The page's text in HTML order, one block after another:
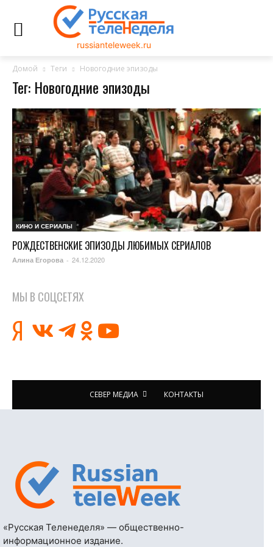
russianteleweek.ru
Домой Теги Новогодние эпизоды
Тег: Новогодние эпизоды
КИНО И СЕРИАЛЫ
РОЖДЕСТВЕНСКИЕ ЭПИЗОДЫ ЛЮБИМЫХ СЕРИАЛОВ
Алина Егорова - 24.12.2020
МЫ В СОЦСЕТЯХ
СЕВЕР МЕДИА КОНТАКТЫ
«Русская Теленеделя» — общественно-
информационное издание.